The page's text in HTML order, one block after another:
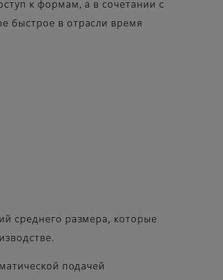
к формам, а в сочетании с
быстрое в отрасли время
среднего размера, которые
подачей